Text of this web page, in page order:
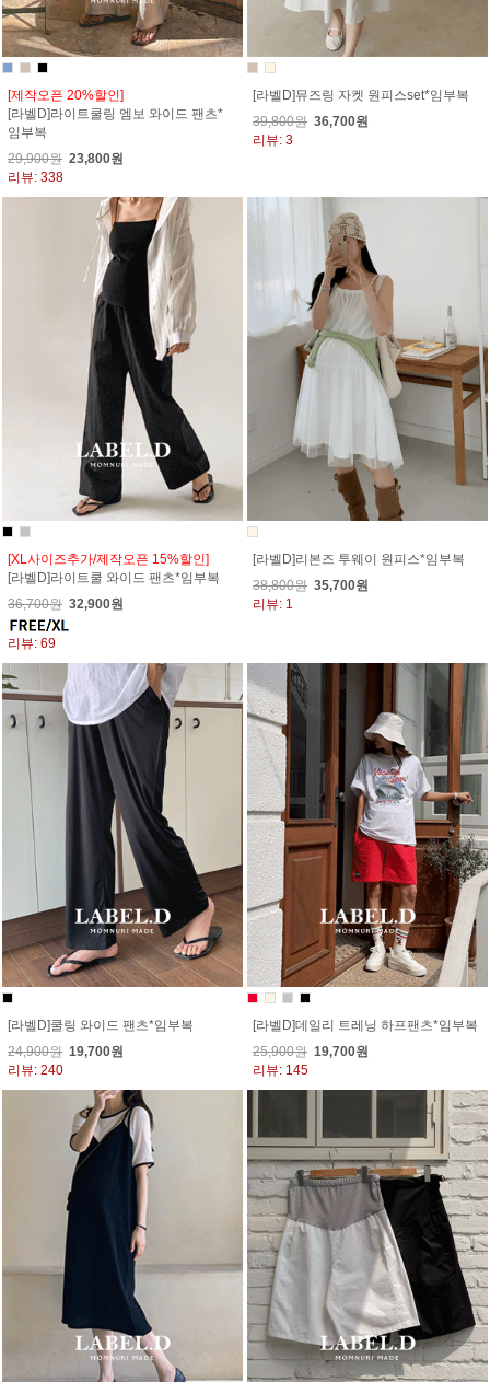
[제작오픈 20%할인]
[라벨D]라이트쿨링 엠보 와이드 팬츠*
임부복
29,900원 23,800원
리뷰: 338
[라벨D]뮤즈링 자켓 원피스set*임부복
39,800원 36,700원
리뷰: 3
[XL사이즈추가/제작오픈 15%할인]
[라벨D]라이트쿨 와이드 팬츠*임부복
36,700원 32,900원
리뷰: 69
[라벨D]리본즈 투웨이 원피스*임부복
38,800원 35,700원
리뷰: 1
[라벨D]쿨링 와이드 팬츠*임부복
24,900원 19,700원
리뷰: 240
[라벨D]데일리 트레닝 하프팬츠*임부복
25,900원 19,700원
리뷰: 145